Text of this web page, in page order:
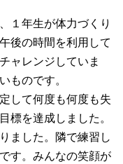
１年生が体力づくり
後の時間を利用して
ャレンジしていま
ものです。
して何度も何度も失
標を達成しました。
ました。隣で練習し
す。みんなの笑顔が